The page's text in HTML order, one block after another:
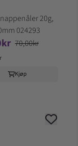
20g,
024293
70,00kr
Kjøp